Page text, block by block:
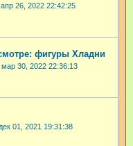
апр 26, 2022 22:42:25
фигуры Хладни
30, 2022 22:36:13
01, 2021 19:31:38